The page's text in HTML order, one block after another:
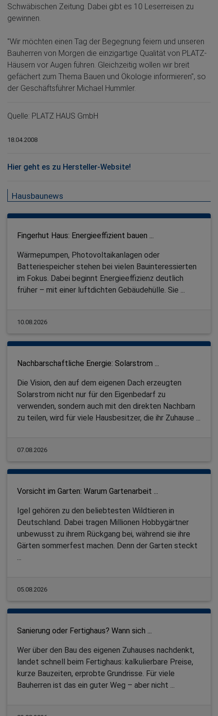
Schwäbischen Zeitung. Dabei gibt es 10 Leserreisen zu
gewinnen.
"Wir möchten einen Tag der Begegnung feiern und unseren
Bauherren von Morgen die einzigartige Qualität von PLATZ-
Häusern vor Augen führen. Gleichzeitig wollen wir breit
gefächert zum Thema Bauen und Ökologie informieren", so
der Geschäftsführer Michael Hummler.
Quelle: PLATZ HAUS GmbH
18.04.2008
Hier geht es zu Hersteller-Website!
Hausbaunews
Fingerhut Haus: Energieeffizient bauen ...
Wärmepumpen, Photovoltaikanlagen oder
Batteriespeicher stehen bei vielen Bauinteressierten
im Fokus. Dabei beginnt Energieeffizienz deutlich
früher – mit einer luftdichten Gebäudehülle. Sie ...
10.08.2026
Nachbarschaftliche Energie: Solarstrom ...
Die Vision, den auf dem eigenen Dach erzeugten
Solarstrom nicht nur für den Eigenbedarf zu
verwenden, sondern auch mit den direkten Nachbarn
zu teilen, wird für viele Hausbesitzer, die ihr Zuhause ...
07.08.2026
Vorsicht im Garten: Warum Gartenarbeit ...
Igel gehören zu den beliebtesten Wildtieren in
Deutschland. Dabei tragen Millionen Hobbygärtner
unbewusst zu ihrem Rückgang bei, während sie ihre
Gärten sommerfest machen. Denn der Garten steckt
05.08.2026
Sanierung oder Fertighaus? Wann sich ...
Wer über den Bau des eigenen Zuhauses nachdenkt,
landet schnell beim Fertighaus: kalkulierbare Preise,
kurze Bauzeiten, erprobte Grundrisse. Für viele
Bauherren ist das ein guter Weg – aber nicht ...